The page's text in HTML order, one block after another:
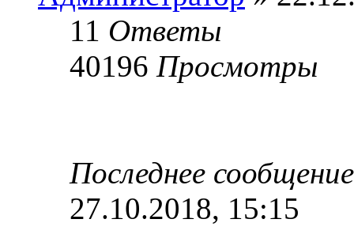
11 Ответы
40196 Просмотры
Последнее
27.10.2018, 15:15